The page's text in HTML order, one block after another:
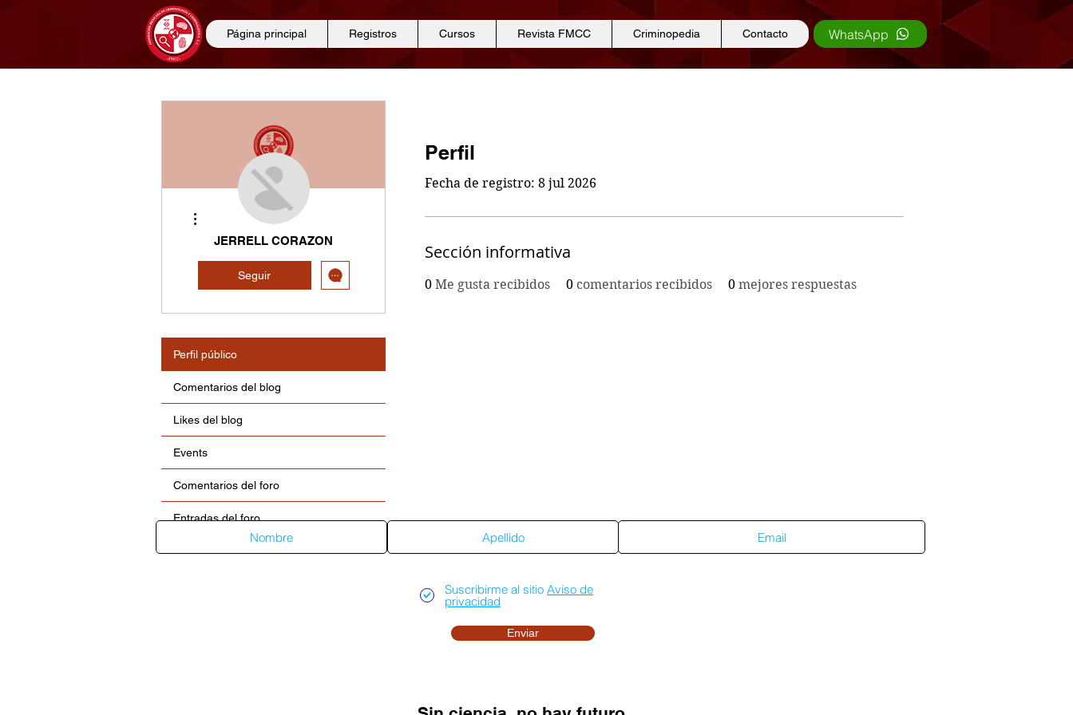
Página principal Registros Cursos Revista FMCC Criminopedia Contacto WhatsApp
Perfil
Fecha de registro: 8 jul 2026
Sección informativa
0 Me gusta recibidos 0 comentarios recibidos 0 mejores respuestas
JERRELL CORAZON
Seguir
Más acciones
Perfil público
Comentarios del blog
Likes del blog
Events
Comentarios del foro
Entradas del foro
Suscribirme al sitio Aviso de
privacidad
Enviar